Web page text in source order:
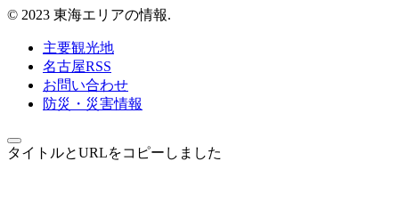
© 2023 東海エリアの情報.
主要観光地
名古屋RSS
お問い合わせ
防災・災害情報
タイトルとURLをコピーしました